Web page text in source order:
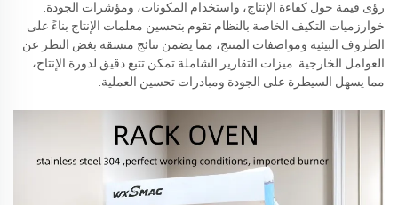
رؤى قيمة حول كفاءة الإنتاج، واستخدام المكونات، ومؤشرات الجودة.
خوارزميات التكيف الخاصة بالنظام تقوم بتحسين معلمات الإنتاج بناءً على
الظروف البيئية ومواصفات المنتج، مما يضمن نتائج متسقة بغض النظر عن
العوامل الخارجية. ميزات التقارير الشاملة تمكن تتبع دقيق لدورة الإنتاج،
مما يسهل السيطرة على الجودة ومبادرات تحسين العملية.